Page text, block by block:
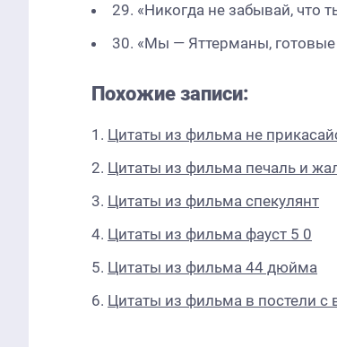
29. «Никогда не забывай, что
30. «Мы — Яттерманы, готовые
Похожие записи:
Цитаты из фильма не
Цитаты из фильма печаль и
Цитаты из фильма спекулянт
Цитаты из фильма фауст 5 0
Цитаты из фильма 44 дюйма
Цитаты из фильма в постели с